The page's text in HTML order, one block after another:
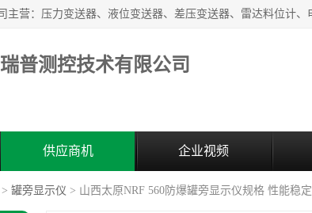
普测控技术有限公司
供应商机 企业视频
> 罐旁显示仪 > 山西太原NRF 560防爆罐旁显示仪规格 性能稳定